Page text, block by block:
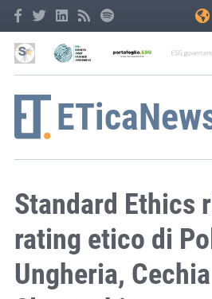
Standard Ethics
rating etico di
Ungheria,